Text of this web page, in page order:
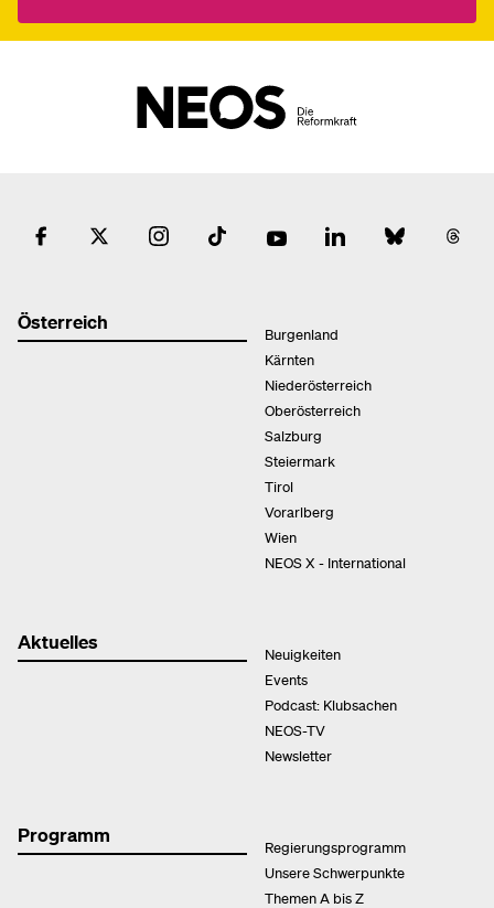
Österreich
Burgenland
Kärnten
Niederösterreich
Oberösterreich
Salzburg
Steiermark
Tirol
Vorarlberg
Wien
NEOS X - International
Aktuelles
Neuigkeiten
Events
Podcast: Klubsachen
NEOS-TV
Newsletter
Programm
Regierungsprogramm
Unsere Schwerpunkte
Themen A bis Z